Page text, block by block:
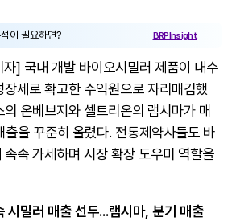
이 필요하면? BRPInsight
] 국내 개발 바이오시밀러 제품이 내수
세로 확고한 수익원으로 자리매김했
온베브지와 셀트리온의 램시마가 매
을 꾸준히 올렸다. 전통제약사들도 바
속 가세하며 시장 확장 도우미 역할을
시밀러 매출 선두...램시마, 분기 매출